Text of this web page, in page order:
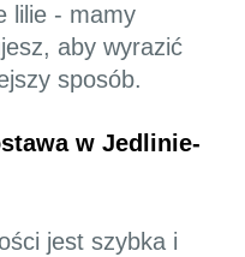
lilie - mamy
aby wyrazić
sposób.
w Jedlinie-
jest szybka i